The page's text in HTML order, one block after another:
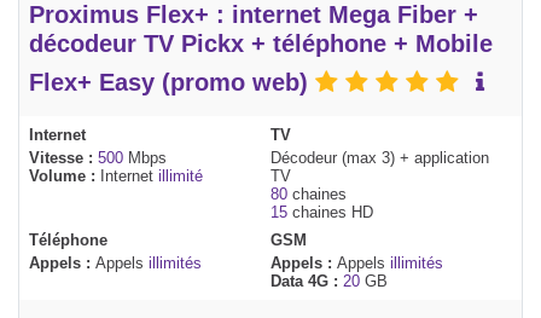
Proximus Flex+ : internet Mega Fiber +
décodeur TV Pickx + téléphone + Mobile
Flex+ Easy (promo web)
Internet
Vitesse : 500 Mbps
Volume :
Internet illimité
TV
Décodeur (max 3) + application
TV
80 chaines
15 chaines HD
Téléphone
Appels : Appels illimités
GSM
Appels : Appels illimités
Data 4G : 20 GB